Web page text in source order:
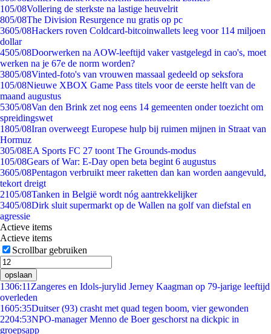
105/08Vollering de sterkste na lastige heuvelrit
805/08The Division Resurgence nu gratis op pc
3605/08Hackers roven Coldcard-bitcoinwallets leeg voor 114 miljoen
dollar
4505/08Doorwerken na AOW-leeftijd vaker vastgelegd in cao's, moet
werken na je 67e de norm worden?
3805/08Vinted-foto's van vrouwen massaal gedeeld op seksfora
105/08Nieuwe XBOX Game Pass titels voor de eerste helft van de
maand augustus
5305/08Van den Brink zet nog eens 14 gemeenten onder toezicht om
spreidingswet
1805/08Iran overweegt Europese hulp bij ruimen mijnen in Straat van
Hormuz
305/08EA Sports FC 27 toont The Grounds-modus
105/08Gears of War: E-Day open beta begint 6 augustus
3605/08Pentagon verbruikt meer raketten dan kan worden aangevuld,
tekort dreigt
2105/08Tanken in België wordt nóg aantrekkelijker
3405/08Dirk sluit supermarkt op de Wallen na golf van diefstal en
agressie
Actieve items
Actieve items
Scrollbar gebruiken
opslaan
1306:11 Zangeres en Idols-jurylid Jerney Kaagman op 79-jarige leeftijd
overleden
1605:35Duitser (93) crasht met quad tegen boom, vier gewonden
2204:53NPO-manager Menno de Boer geschorst na dickpic in
groepsapp